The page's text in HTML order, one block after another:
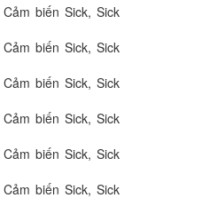
biến Sick, Sick
biến Sick, Sick
biến Sick, Sick
biến Sick, Sick
biến Sick, Sick
biến Sick, Sick